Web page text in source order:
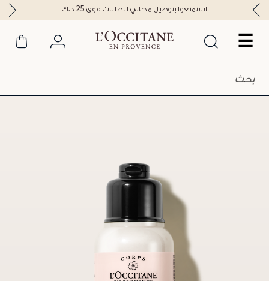
☰
استمتعوا بتوصيل مجاني للطلبات فوق 25 د.ك